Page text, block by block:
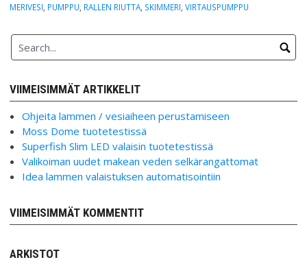
MERIVESI PUMPPU RALLEN RIUTTA SKIMMERI ,VIRTAUSPUMPPU
VIIMEISIMMÄT ARTIKKELIT
Ohjeita lammen / vesiaiheen perustamiseen
Moss Dome tuotetestissä
Superfish Slim LED valaisin tuotetestissä
Valikoiman uudet makean veden selkärangattomat
Idea lammen valaistuksen automatisointiin
VIIMEISIMMÄT KOMMENTIT
ARKISTOT